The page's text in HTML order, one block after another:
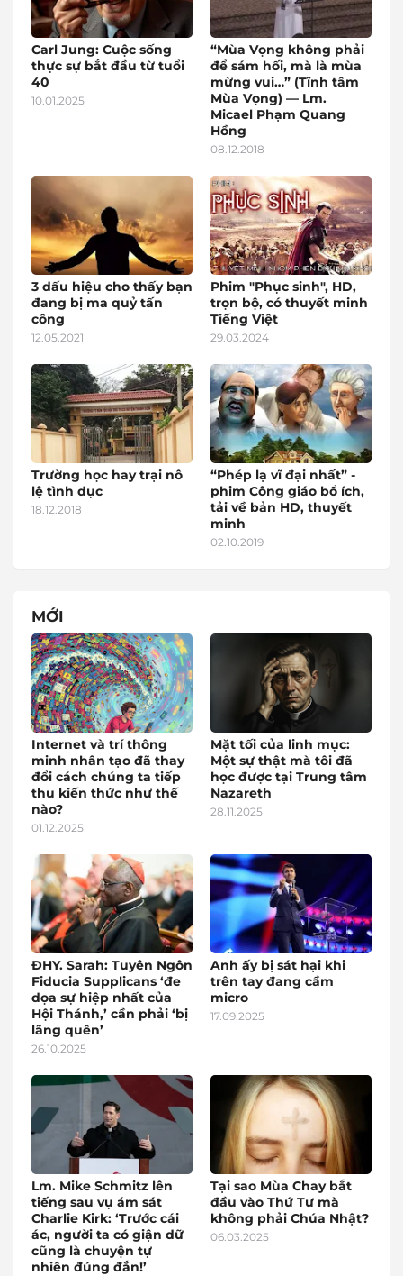
Carl Jung: Cuộc sống
thực sự bắt đầu từ tuổi
40
10.01.2025
“Mùa Vọng không phải
để sám hối, mà là mùa
mừng vui…” (Tĩnh tâm
Mùa Vọng) — Lm.
Micael Phạm Quang
Hồng
08.12.2018
3 dấu hiệu cho thấy bạn
đang bị ma quỷ tấn
công
12.05.2021
Phim "Phục sinh", HD,
trọn bộ, có thuyết minh
Tiếng Việt
29.03.2024
Trường học hay trại nô
lệ tình dục
18.12.2018
“Phép lạ vĩ đại nhất” -
phim Công giáo bổ ích,
tải về bản HD, thuyết
minh
02.10.2019
MỚI
Internet và trí thông
minh nhân tạo đã thay
đổi cách chúng ta tiếp
thu kiến thức như thế
nào?
01.12.2025
Mặt tối của linh mục:
Một sự thật mà tôi đã
học được tại Trung tâm
Nazareth
28.11.2025
ĐHY. Sarah: Tuyên Ngôn
Fiducia Supplicans ‘đe
dọa sự hiệp nhất của
Hội Thánh,’ cần phải ‘bị
lãng quên’
26.10.2025
Anh ấy bị sát hại khi
trên tay đang cầm
micro
17.09.2025
Lm. Mike Schmitz lên
tiếng sau vụ ám sát
Charlie Kirk: ‘Trước cái
ác, người ta có giận dữ
cũng là chuyện tự
nhiên đúng đắn!’
Tại sao Mùa Chay bắt
đầu vào Thứ Tư mà
không phải Chúa Nhật?
06.03.2025